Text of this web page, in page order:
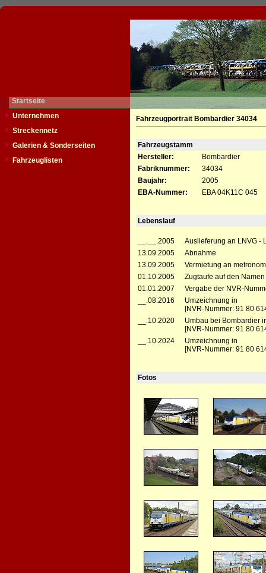
Startseite
Unternehmen
Streckennetz
Galerien & Sonderseiten
Fahrzeuglisten
Fahrzeugportrait Bombardier 34034
Fahrzeugstamm
Hersteller:
Bombardier
Fabriknummer:
34034
Baujahr:
2005
EBA-Nummer:
EBA 04K11C 045
Lebenslauf
__.__.2005
Auslieferung an LNVG -
13.09.2005
Abnahme
13.09.2005
Vermietung an
01.10.2005
Zugtaufe auf den
01.01.2007
Vergabe der NVR-
__.08.2016
Umzeichnung in
[NVR-Nummer: 91 80
__.10.2020
Umbau bei Bombardier
[NVR-Nummer: 91 80
__.10.2024
Umzeichnung in
[NVR-Nummer: 91 80
Fotos